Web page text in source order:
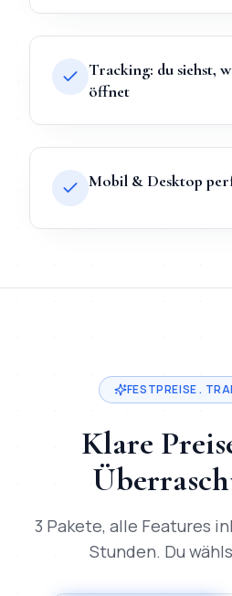
Tracking: du siehst,
öffnet
Mobil & Desktop
FESTPREISE .
Klare
3 Pakete, alle Features
Stunden. Du